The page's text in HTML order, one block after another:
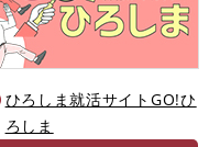
ひろしま就活サイトGO!ひ
ろしま